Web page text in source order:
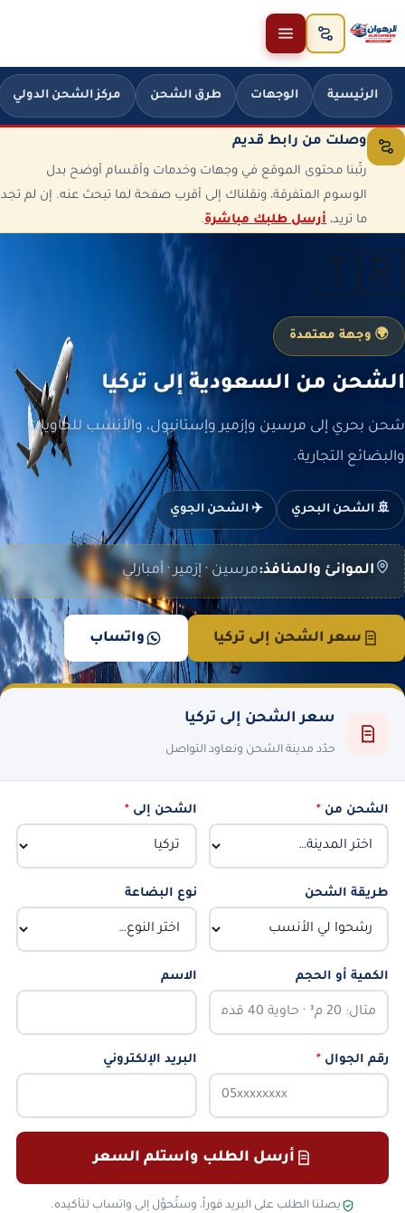
تخطَّ إلى المحتوى
الرئيسية الوجهات طرق الشحن مركز الشحن الدولي
وصلت من رابط قديم
رتّبنا محتوى الموقع في وجهات وخدمات وأقسام أوضح بدل
الوسوم المتفرقة، ونقلناك إلى أقرب صفحة لما تبحث عنه. إن لم تجد
ما تريد، أرسل طلبك مباشرة.
🇹🇷
🌍 وجهة معتمدة
الشحن من السعودية إلى تركيا
شحن بحري إلى مرسين وإزمير وإستانبول، والأنسب للحاويات
والبضائع التجارية.
🚢 الشحن البحري ✈️ الشحن الجوي
الموانئ والمنافذ:مرسين · إزمير · أمبارلي
سعر الشحن إلى تركيا واتساب
سعر الشحن إلى تركيا
حدّد مدينة الشحن ونعاود التواصل
الشحن من * الشحن إلى*
طريقة الشحن نوع البضاعة
الكمية أو الحجم الاسم
رقم الجوال * البريد الإلكتروني
أرسل الطلب واستلم السعر
يصلنا الطلب على البريد فوراً، وستُحوَّل إلى واتساب لتأكيده.